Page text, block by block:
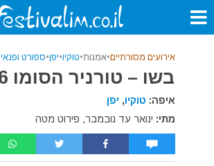
אירועים מסורתיים•אמנות•טוקיו•יפן•ספורט ופנאי
בשו – טורניר הסומו 2026
איפה: טוקיו, יפן
מתי: ינואר עד נובמבר, פירוט מטה